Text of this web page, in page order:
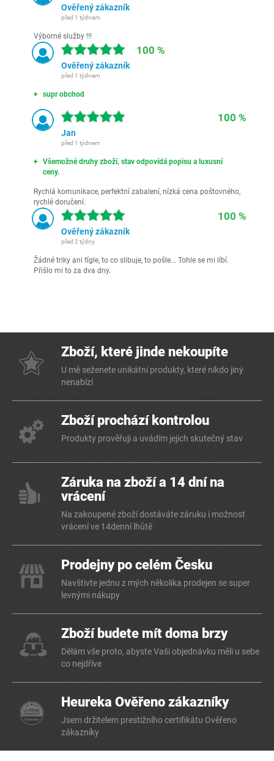
Ověřený zákazník
před 1 týdnem
Výborné služby !!!
100 %
Ověřený zákazník
před 1 týdnem
supr obchod
100 %
Jan
před 1 týdnem
Všemožné druhy zboží, stav odpovídá popisu a luxusní
ceny.
Rychlá komunikace, perfektní zabalení, nízká cena poštovného,
rychlé doručení.
100 %
Ověřený zákazník
před 2 týdny
Žádné triky ani fígle, to co slibuje, to pošle... Tohle se mi líbí.
Přišlo mi to za dva dny.
Zboží, které jinde nekoupíte
U mě seženete unikátní produkty, které nikdo jiný
nenabízí
Zboží prochází kontrolou
Produkty prověřuji a uvádím jejich skutečný stav
Záruka na zboží a 14 dní na
vrácení
Na zakoupené zboží dostáváte záruku i možnost
vrácení ve 14denní lhůtě
Prodejny po celém Česku
Navštivte jednu z mých několika prodejen se super
levnými nákupy
Zboží budete mít doma brzy
Dělám vše proto, abyste Vaši objednávku měli u sebe
co nejdříve
Heureka Ověřeno zákazníky
Jsem držitelem prestižního certifikátu Ověřeno
zákazníky